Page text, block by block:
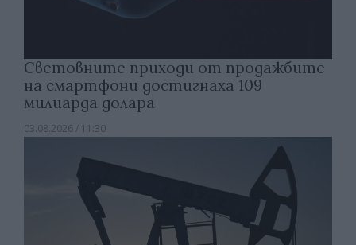
Световните приходи от продажбите
на смартфони достигнаха 109
милиарда долара
03.08.2026 / 11:30